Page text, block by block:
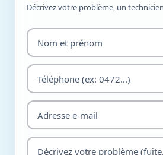
Décrivez votre problème, un